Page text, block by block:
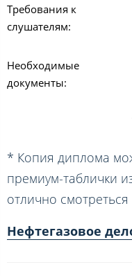
Требования к
слушателям:
Необходимые
документы:
* Копия диплома
премиум-таблички
отлично
Нефтегазовое